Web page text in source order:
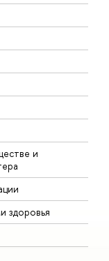
и
здоровья